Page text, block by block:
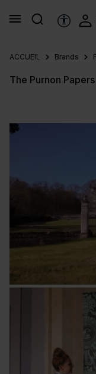
principal
OUTILS
ACCUEIL Brands
The Purnon Papers